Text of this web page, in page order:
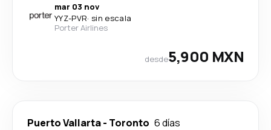
mar 03 nov
YYZ-PVR· sin escala
Porter Airlines
desde5,900 MXN
Puerto Vallarta- Toronto 6 días